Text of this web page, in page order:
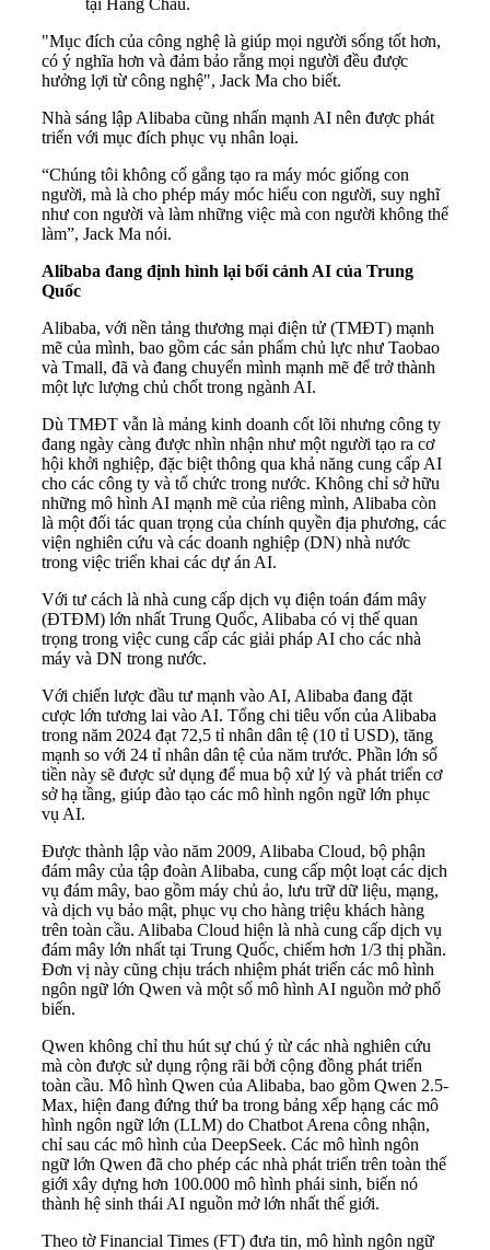
tại Hàng Châu.
"Mục đích của công nghệ là giúp mọi người sống tốt hơn,
có ý nghĩa hơn và đảm bảo rằng mọi người đều được
hưởng lợi từ công nghệ", Jack Ma cho biết.
Nhà sáng lập Alibaba cũng nhấn mạnh AI nên được phát
triển với mục đích phục vụ nhân loại.
“Chúng tôi không cố gắng tạo ra máy móc giống con
người, mà là cho phép máy móc hiểu con người, suy nghĩ
như con người và làm những việc mà con người không thể
làm”, Jack Ma nói.
Alibaba đang định hình lại bối cảnh AI của Trung
Quốc
Alibaba, với nền tảng thương mại điện tử (TMĐT) mạnh
mẽ của mình, bao gồm các sản phẩm chủ lực như Taobao
và Tmall, đã và đang chuyển mình mạnh mẽ để trở thành
một lực lượng chủ chốt trong ngành AI.
Dù TMĐT vẫn là mảng kinh doanh cốt lõi nhưng công ty
đang ngày càng được nhìn nhận như một người tạo ra cơ
hội khởi nghiệp, đặc biệt thông qua khả năng cung cấp AI
cho các công ty và tổ chức trong nước. Không chỉ sở hữu
những mô hình AI mạnh mẽ của riêng mình, Alibaba còn
là một đối tác quan trọng của chính quyền địa phương, các
viện nghiên cứu và các doanh nghiệp (DN) nhà nước
trong việc triển khai các dự án AI.
Với tư cách là nhà cung cấp dịch vụ điện toán đám mây
(ĐTĐM) lớn nhất Trung Quốc, Alibaba có vị thế quan
trọng trong việc cung cấp các giải pháp AI cho các nhà
máy và DN trong nước.
Với chiến lược đầu tư mạnh vào AI, Alibaba đang đặt
cược lớn tương lai vào AI. Tổng chi tiêu vốn của Alibaba
trong năm 2024 đạt 72,5 tỉ nhân dân tệ (10 tỉ USD), tăng
mạnh so với 24 tỉ nhân dân tệ của năm trước. Phần lớn số
tiền này sẽ được sử dụng để mua bộ xử lý và phát triển cơ
sở hạ tầng, giúp đào tạo các mô hình ngôn ngữ lớn phục
vụ AI.
Được thành lập vào năm 2009, Alibaba Cloud, bộ phận
đám mây của tập đoàn Alibaba, cung cấp một loạt các dịch
vụ đám mây, bao gồm máy chủ ảo, lưu trữ dữ liệu, mạng,
và dịch vụ bảo mật, phục vụ cho hàng triệu khách hàng
trên toàn cầu. Alibaba Cloud hiện là nhà cung cấp dịch vụ
đám mây lớn nhất tại Trung Quốc, chiếm hơn 1/3 thị phần.
Đơn vị này cũng chịu trách nhiệm phát triển các mô hình
ngôn ngữ lớn Qwen và một số mô hình AI nguồn mở phổ
biến.
Qwen không chỉ thu hút sự chú ý từ các nhà nghiên cứu
mà còn được sử dụng rộng rãi bởi cộng đồng phát triển
toàn cầu. Mô hình Qwen của Alibaba, bao gồm Qwen 2.5-
Max, hiện đang đứng thứ ba trong bảng xếp hạng các mô
hình ngôn ngữ lớn (LLM) do Chatbot Arena công nhận,
chỉ sau các mô hình của DeepSeek. Các mô hình ngôn
ngữ lớn Qwen đã cho phép các nhà phát triển trên toàn thế
giới xây dựng hơn 100.000 mô hình phái sinh, biến nó
thành hệ sinh thái AI nguồn mở lớn nhất thế giới.
Theo tờ Financial Times (FT) đưa tin, mô hình ngôn ngữ